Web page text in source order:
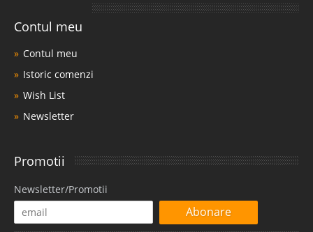
Contul meu
Contul meu
Istoric comenzi
Wish List
Newsletter
Promotii
Newsletter/Promotii
Abonare